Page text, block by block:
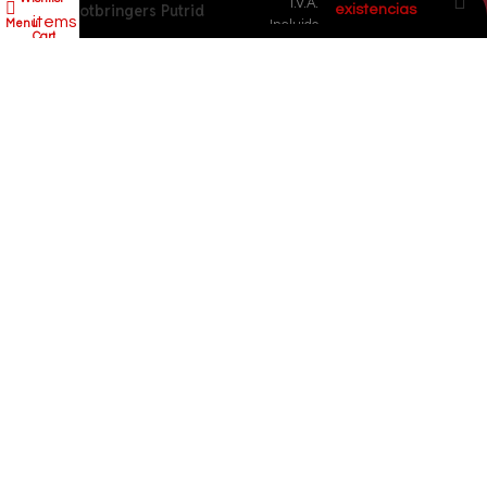
Rotbringers Putrid
Blightkings 5 Miniaturas
I.V.A.
Incluido
existencias
Menuitems
Cart